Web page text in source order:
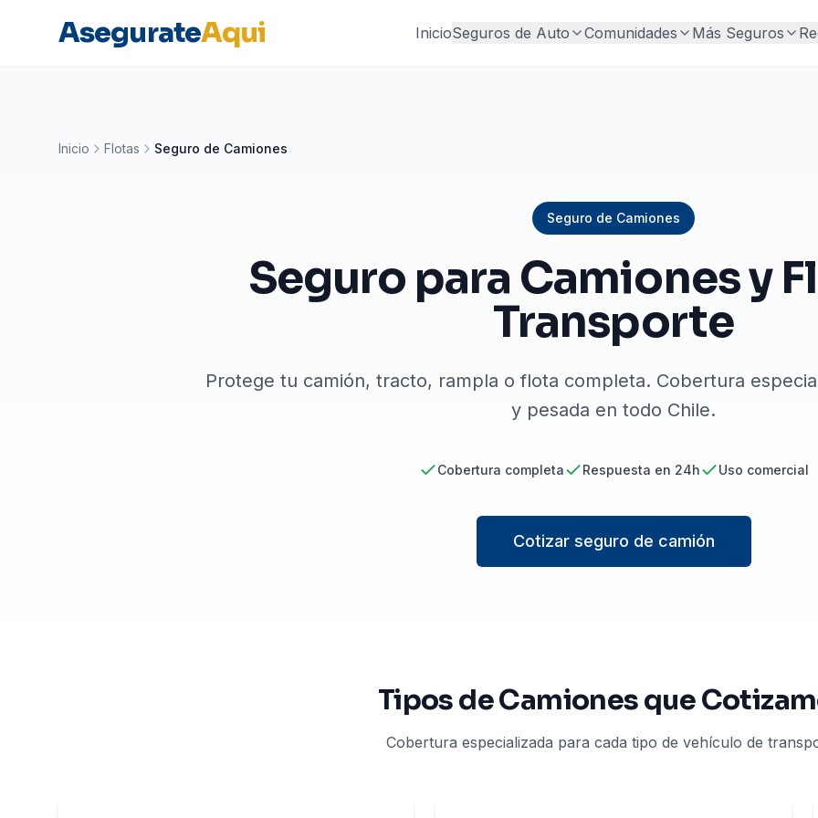
AsegurateAqui InicioSeguros de Auto Comunidades Más Seguros
Inicio Flotas Seguro de Camiones
Seguro de Camiones
Seguro para Camiones y
Transporte
Protege tu camión, tracto, rampla o flota completa. Cobertura
y pesada en todo Chile.
Cobertura completa Respuesta en 24h Uso comercial
Cotizar seguro de camión
Tipos de Camiones que
Cobertura especializada para cada tipo de vehículo de